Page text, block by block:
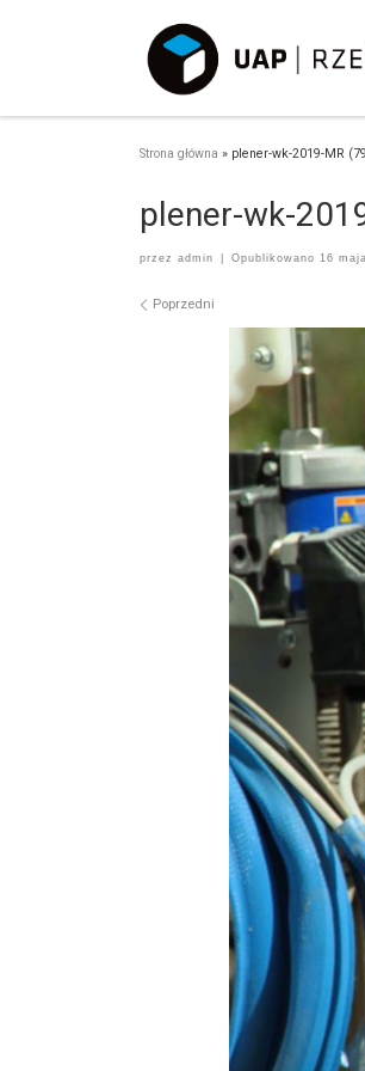
Strona główna » plener-wk-2019-MR
plener-wk-
przez admin Opublikowano 16
Nawigacja po
Poprzedni